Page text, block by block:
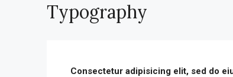
Typography
Consectetur adipisicing elit, sed do